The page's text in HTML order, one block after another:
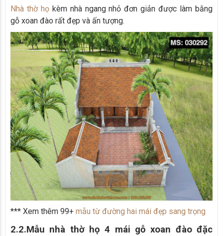
Nhà thờ họkèm nhà ngang nhỏ đơn giản được làm bằng
gỗ xoan đào rất đẹp và ấn tượng.
*** Xem thêm 99+ mẫu từ đường hai mái đẹp sang trọng
2.2.Mẫu nhà thờ họ 4 mái gỗ xoan đào đặc